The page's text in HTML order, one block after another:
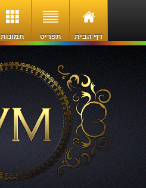
דף הבית תפריט תמונות